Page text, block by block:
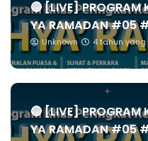
🔴 [LIVE] PROGRAM
YA RAMADAN #05
Unknown 4 tahun yang
🔴 [LIVE] PROGRAM
YA RAMADAN #05